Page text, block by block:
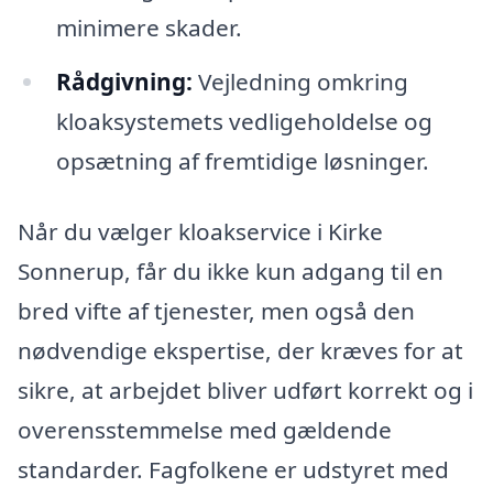
minimere skader.
Rådgivning: Vejledning omkring
kloaksystemets vedligeholdelse og
opsætning af fremtidige løsninger.
Når du vælger kloakservice i Kirke
Sonnerup, får du ikke kun adgang til en
bred vifte af tjenester, men også den
nødvendige ekspertise, der kræves for at
sikre, at arbejdet bliver udført korrekt og i
overensstemmelse med gældende
standarder. Fagfolkene er udstyret med